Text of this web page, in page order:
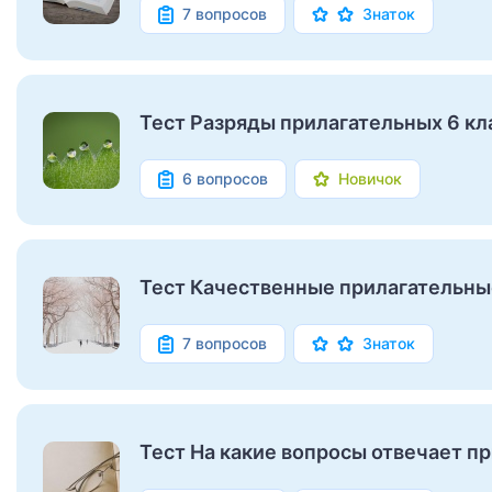
7 вопросов Знаток
Тест Разряды прилагательных 6
6 вопросов Новичок
Тест Качественные
7 вопросов Знаток
Тест На какие вопросы отвечает